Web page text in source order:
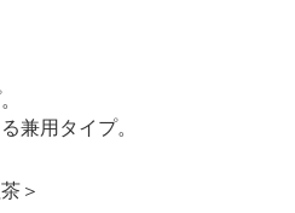
兼用タイプ。
＞